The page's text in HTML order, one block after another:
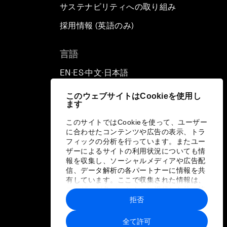
このウェブサイトはCookieを使用し
ます
このサイトではCookieを使って、ユーザー
に合わせたコンテンツや広告の表示、トラ
フィックの分析を行っています。またユー
ザーによるサイトの利用状況についても情
報を収集し、ソーシャルメディアや広告配
信、データ解析の各パートナーに情報を共
有しています。ここで収集された情報は、
ユーザーが各パートナーに提供した他の情
報や各パートナーのサービスを使用した際
に収集された情報と組み合わされ、各パー
トナーによって使用されることがありま
全て許可
拒否
サステナビリティへの取り組み
採用情報 (英語のみ)
言語
EN ▪ ES▪中文▪ 日本語